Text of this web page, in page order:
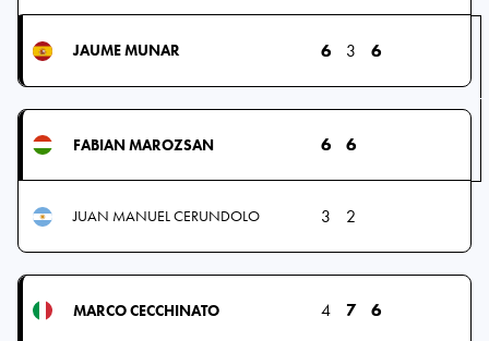
JAUME MUNAR 6 3 6
FABIAN MAROZSAN 6 6
JUAN MANUEL CERUNDOLO 3 2
MARCO CECCHINATO 4 7 6